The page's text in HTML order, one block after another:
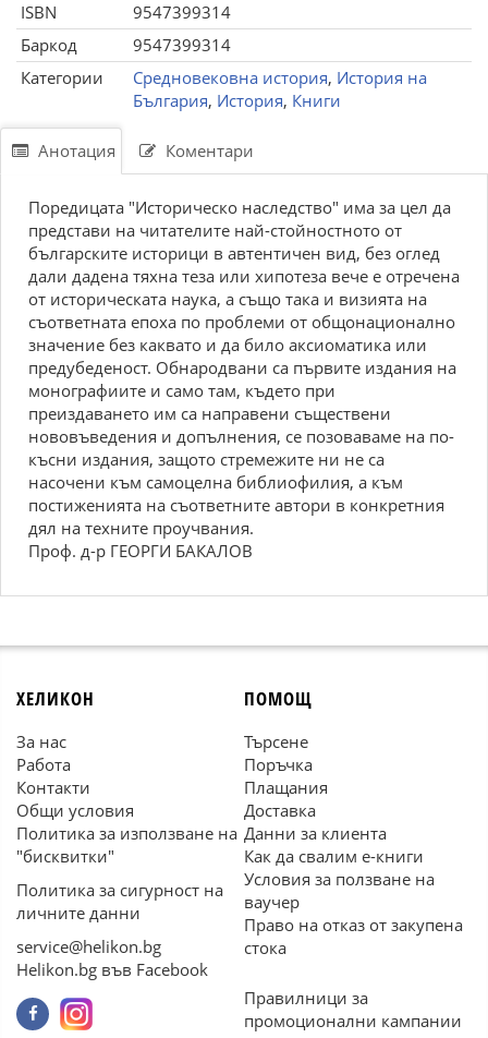
ISBN
9547399314
Баркод
9547399314
Категории
Средновековна история, История на
България, История, Книги
Анотация Коментари
Поредицата "Историческо наследство" има за цел да
представи на читателите най-стойностното от
българските историци в автентичен вид, без оглед
дали дадена тяхна теза или хипотеза вече е отречена
от историческата наука, а също така и визията на
съответната епоха по проблеми от общонационално
значение без каквато и да било аксиоматика или
предубеденост. Обнародвани са първите издания на
монографиите и само там, където при
преиздаването им са направени съществени
нововъведения и допълнения, се позоваваме на по-
късни издания, защото стремежите ни не са
насочени към самоцелна библиофилия, а към
постиженията на съответните автори в конкретния
дял на техните проучвания.
Проф. д-р ГЕОРГИ БАКАЛОВ
ХЕЛИКОН
За нас
Работа
Контакти
Общи условия
Политика за използване на
"бисквитки"
Политика за сигурност на
личните данни
service@helikon.bg
Helikon.bg във Facebook
ПОМОЩ
Търсене
Поръчка
Плащания
Доставка
Данни за клиента
Как да свалим е-книги
Условия за ползване на
ваучер
Право на отказ от закупена
стока
Правилници за
промоционални кампании